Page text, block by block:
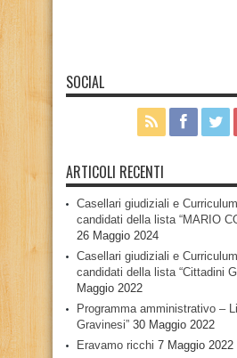
SOCIAL
ARTICOLI RECENTI
Casellari giudiziali e
candidati della lista “MARIO
26 Maggio 2024
Casellari giudiziali e
candidati della lista “Cittadini
Maggio 2022
Programma amministrativo –
Gravinesi” 30 Maggio 2022
Eravamo ricchi 7 Maggio 2022